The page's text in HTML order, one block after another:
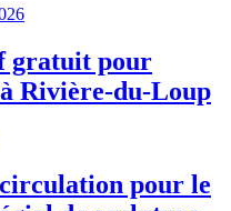
gratuit pour
Rivière-du-Loup
pour le